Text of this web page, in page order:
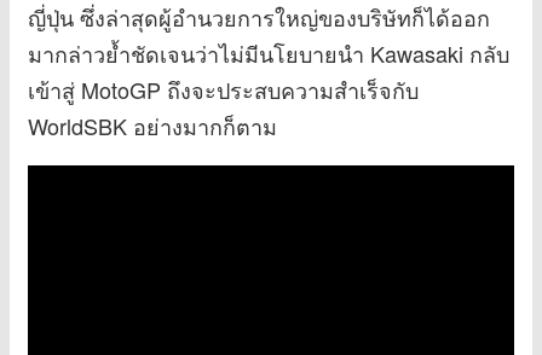
ญี่ปุ่น ซึ่งล่าสุดผู้อำนวยการใหญ่ของบริษัทก็ได้ออก
มากล่าวย้ำชัดเจนว่าไม่มีนโยบายนำ Kawasaki กลับ
เข้าสู่ MotoGP ถึงจะประสบความสำเร็จกับ
WorldSBK อย่างมากก็ตาม